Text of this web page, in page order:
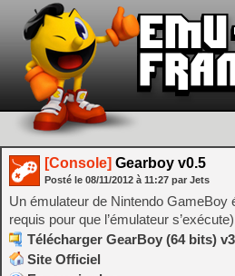
[Console] Gearboy v0.5
Posté le 08/11/2012 à 11:27 par Jets
Un émulateur de Nintendo GameBoy
requis pour que l’émulateur
Télécharger GearBoy (64 bits)
Site Officiel